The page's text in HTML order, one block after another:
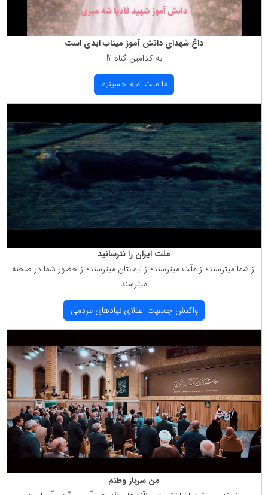
داغ شهدای دانش آموز میناب ابدی است
به كدامین گناه ؟!
ما ملت امام حسینیم
ملت ایران را نترسانید
از شما میترسند؛ از ملّت میترسند؛ از ایمانتان میترسند؛ از حضور شما در صحنه
میترسند
واكنش جمعیت اعتلای نهادهای مردمی
من سرباز وطنم